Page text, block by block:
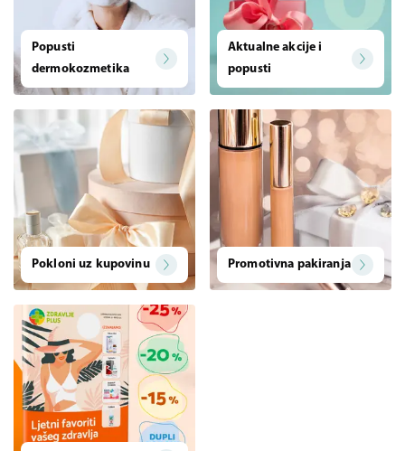
Popusti
dermokozmetika
Aktualne akcije i
popusti
Pokloni uz kupovinu Promotivna pakiranja